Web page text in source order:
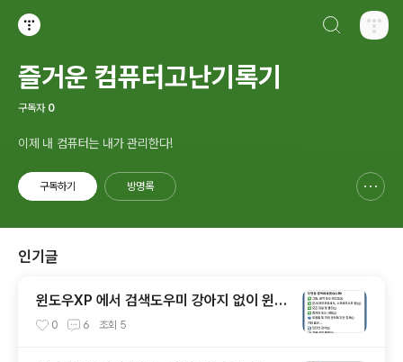
즐거운 컴퓨터고난기록기
구독자 0
이제 내 컴퓨터는 내가 관리한다!
구독하기 방명록
인기글
윈도우XP 에서 검색도우미 강아지 없이 윈도
우2000 스타일로 검색하기
0 6 조회 5